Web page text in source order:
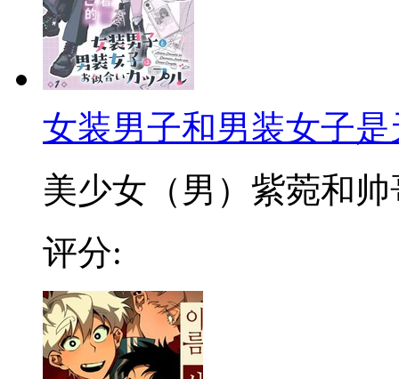
女装男子和男装女子
美少女（男）紫菀和帅
评分: